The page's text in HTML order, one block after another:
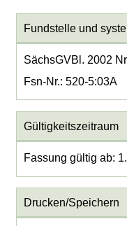
Fundstelle und
SächsGVBl. 2002
Fsn-Nr.: 520-5:03A
Gültigkeitszeitraum
Fassung gültig ab:
Drucken/Speichern